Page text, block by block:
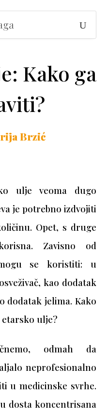
Kako ga
Brzić
ulje veoma dugo
je potrebno izdvojiti
Opet, s druge
Zavisno od
se koristiti: u
kao dodatak
dodatak jelima. Kako
etarsko ulje?
odmah da
neprofesionalno
u medicinske svrhe.
dosta koncentrisana